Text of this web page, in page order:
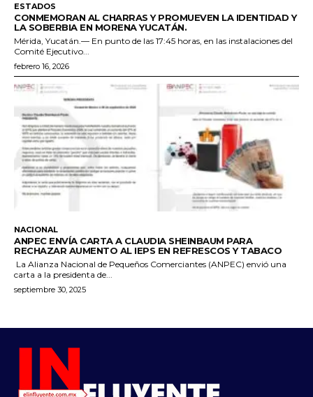
ESTADOS
CONMEMORAN AL CHARRAS Y PROMUEVEN LA IDENTIDAD Y
LA SOBERBIA EN MORENA YUCATÁN.
Mérida, Yucatán.— En punto de las 17:45 horas, en las instalaciones del
Comité Ejecutivo...
febrero 16, 2026
NACIONAL
ANPEC ENVÍA CARTA A CLAUDIA SHEINBAUM PARA
RECHAZAR AUMENTO AL IEPS EN REFRESCOS Y TABACO
La Alianza Nacional de Pequeños Comerciantes (ANPEC) envió una
carta a la presidenta de...
septiembre 30, 2025